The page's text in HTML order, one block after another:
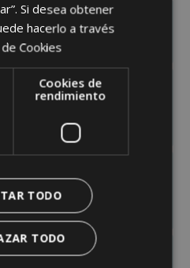
XOVEN
A 36 MESES
(3
4
ADULTA
Si desea obtener
hacerlo a través
Cookies
Cookies de
rendimiento
TODO
TODO